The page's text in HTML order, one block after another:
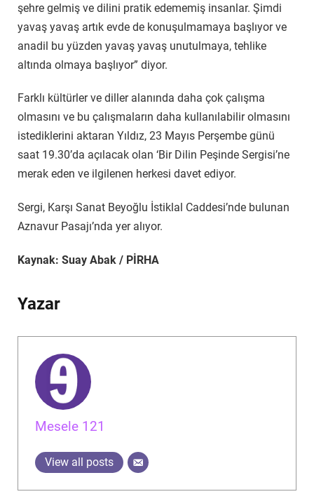
şehre gelmiş ve dilini pratik edememiş insanlar. Şimdi
yavaş yavaş artık evde de konuşulmamaya başlıyor ve
anadil bu yüzden yavaş yavaş unutulmaya, tehlike
altında olmaya başlıyor” diyor.
Farklı kültürler ve diller alanında daha çok çalışma
olmasını ve bu çalışmaların daha kullanılabilir olmasını
istediklerini aktaran Yıldız, 23 Mayıs Perşembe günü
saat 19.30’da açılacak olan ‘Bir Dilin Peşinde Sergisi’ne
merak eden ve ilgilenen herkesi davet ediyor.
Sergi, Karşı Sanat Beyoğlu İstiklal Caddesi’nde bulunan
Aznavur Pasajı’nda yer alıyor.
Kaynak: Suay Abak / PİRHA
Yazar
Mesele 121
View all posts